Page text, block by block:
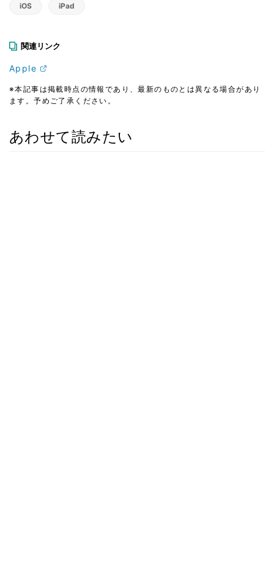
iOS iPad
関連リンク
Apple
※本記事は掲載時点の情報であり、最新のものとは異なる場合があり
ます。予めご了承ください。
あわせて読みたい